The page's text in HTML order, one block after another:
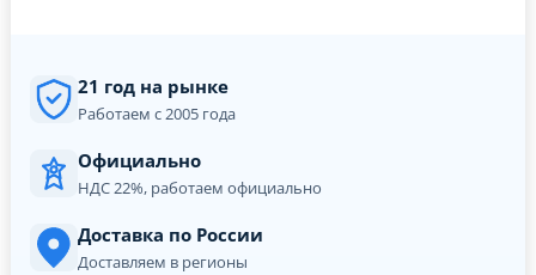
21 год на рынке
Работаем с 2005 года
Официально
НДС 22%, работаем официально
Доставка по России
Доставляем в регионы